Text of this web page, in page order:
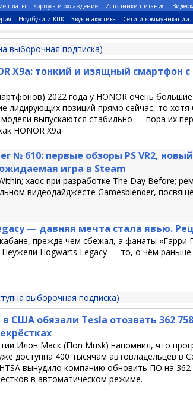
платы Корпуса и охлаждение Источники питания
Ноутбуки и КПК Звук и акустика Сети и коммуникации
выборочная подписка)
X9a: тонкий и изящный смартфон
2022 года у HONOR очень
лидирующих позиций прямо сейчас, то
выпускаются стабильно — пора их
HONOR X9a
№ 610: первые обзоры PS VR2,
игра в Steam
хаос при разработке The Day Before;
видеодайджесте Gamesblender,
— давняя мечта стала явью.
прежде чем сбежал, а фанаты
Hogwarts Legacy — то, о чём
выборочная подписка)
США обязали Tesla отозвать 362
Илон Маск (Elon Musk) напомнил, что
доступна 400 тысячам автовладельцев в
вынудило компанию обновить ПО на
в автоматическом режиме.